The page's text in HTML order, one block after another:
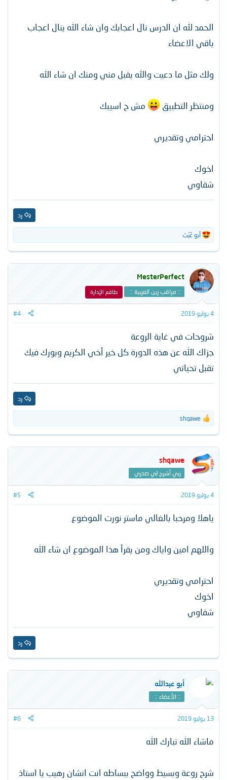
الحمد لله ان الدرس نال اعجابك وان شاء الله ينال اعجاب
باقي الاعضاء
ولك مثل ما دعيت والله يقبل مني ومنك ان شاء الله
ومنتظر التطبيق مش ح اسيبك
احترامي وتقديري
اخوك
شقاوي
رد
ا
ف
ا
ع
ل
:
أبو غَيْث
MesterPerfect
:: مراقب زين العربية :: طاقم الإدارة
4 يوليو 2019 #4
شروحات في غاية الروعة
جزاك الله عن هذه الدورة كل خير أخي الكريم وبورك فيك
تقبل تحياتي
رد
ا
ف
ا
ع
ل
shqawe
shqawe
ربي أشرح لي صدري
4 يوليو 2019 #5
ياهلا ومرحبا بالغالي ماستر نورت الموضوع
واللهم امين واياك ومن يقرأ هذا الموضوع ان شاء الله
احترامي وتقديري
اخوك
شقاوي
رد
أبو عبدالله
:: الأعضاء ::
13 يوليو 2019 #6
ماشاء الله تبارك الله
شرح روعة وبسيط وواضح ببساطه انت انشان رهيب يا استاذ